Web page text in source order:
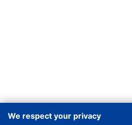
We respect your privacy